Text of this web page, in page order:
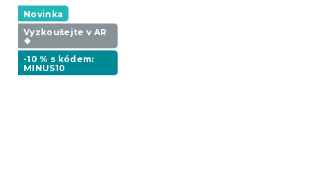
Novinka
Vyzkoušejte v AR
❖
-10 % s kódem:
MINUS10